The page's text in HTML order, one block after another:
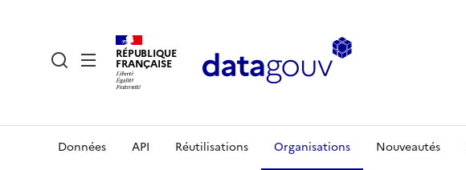
RÉPUBLIQUE
FRANÇAISE
Données API Réutilisations Organisations Nouveautés